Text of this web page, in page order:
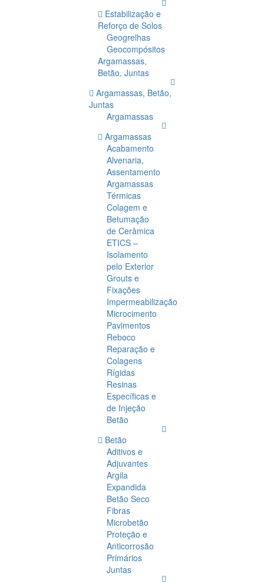
Estabilização e
Reforço de Solos
Geogrelhas
Geocompósitos
Argamassas,
Betão, Juntas
Argamassas, Betão,
Juntas
Argamassas
Argamassas
Acabamento
Alvenaria,
Assentamento
Argamassas
Térmicas
Colagem e
Betumação
de Cerâmica
ETICS –
Isolamento
pelo Exterior
Grouts e
Fixações
Impermeabilização
Microcimento
Pavimentos
Reboco
Reparação e
Colagens
Rígidas
Resinas
Específicas e
de Injeção
Betão
Betão
Aditivos e
Adjuvantes
Argila
Expandida
Betão Seco
Fibras
Microbetão
Proteção e
Anticorrosão
Primários
Juntas